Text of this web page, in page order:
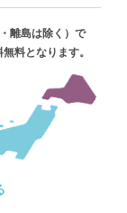
離島は除く）で
料となります。